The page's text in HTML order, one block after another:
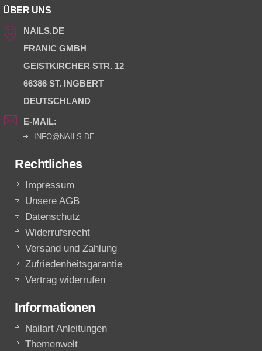
ÜBER UNS
NAILS.DE
FRANIC GMBH
GEISTKIRCHER STR. 12
66386 ST. INGBERT
DEUTSCHLAND
E-MAIL:
INFO@NAILS.DE
Rechtliches
Impressum
Unsere AGB
Datenschutz
Widerrufsrecht
Versand und Zahlung
Zufriedenheitsgarantie
Vertrag widerrufen
Informationen
Nailart Anleitungen
Themenwelt